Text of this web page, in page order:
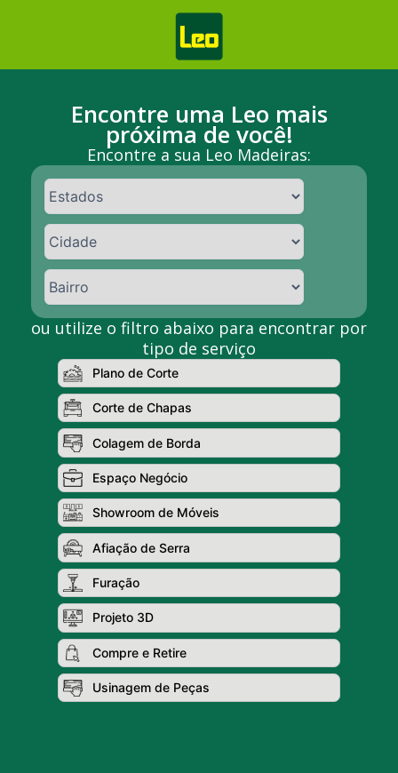
conteúdo
Encontre uma Leo mais
próxima de você!
Encontre a sua Leo Madeiras:
ou utilize o filtro abaixo para encontrar por
tipo de serviço
Plano de Corte
Corte de Chapas
Colagem de Borda
Espaço Negócio
Showroom de Móveis
Afiação de Serra
Furação
Projeto 3D
Compre e Retire
Usinagem de Peças